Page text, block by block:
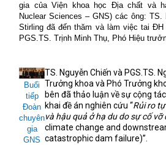
gia của Viện khoa học Địa chất và
Nuclear Sciences – GNS) các ông:
Stirling đã đến thăm và làm việc tai
PGS.TS. Trịnh Minh Thụ, Phó Hiệu
Buổi
tiếp
Đoàn
chuyên
gia
GNS
TS. Nguyễn Chiến và PGS.TS.
Trưởng khoa và Phó Trưởng
bên đã thảo luận về sự cộng
khai đề án nghiên cứu “Rủi ro
và hậu quả ở hạ du do sự cố vỡ
climate change and
catastrophic dam failure)”.